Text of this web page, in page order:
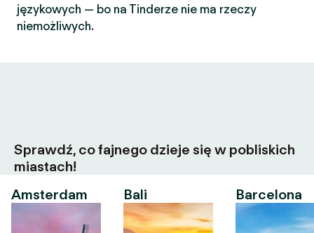
językowych — bo na Tinderze nie ma rzeczy
niemożliwych.
Sprawdź, co fajnego dzieje się w pobliskich
miastach!
Amsterdam
Bali Barcelona